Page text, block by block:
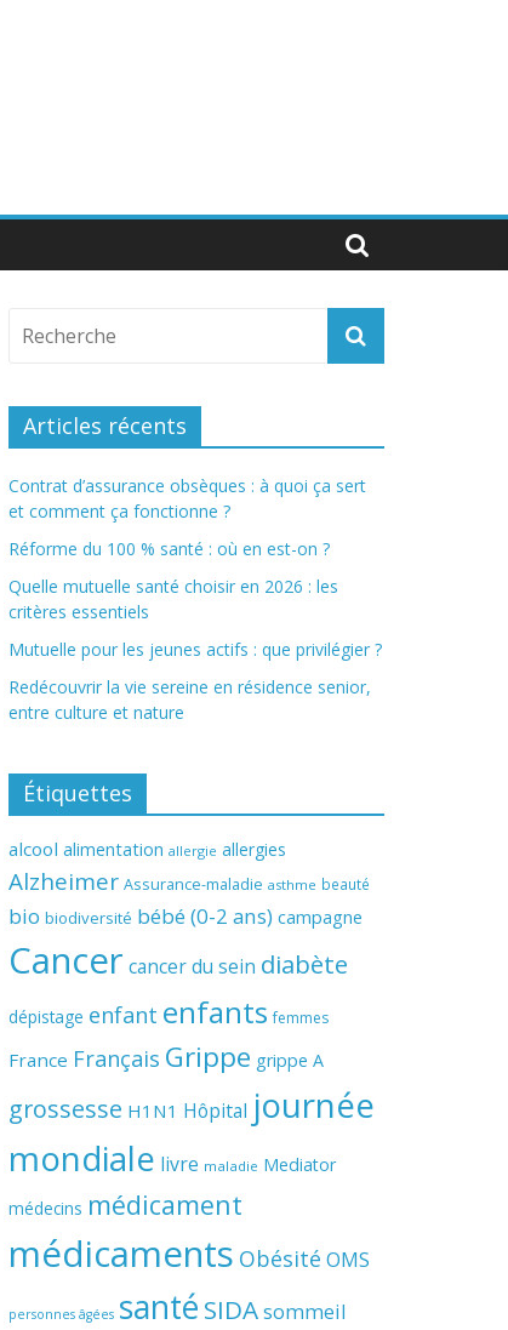
Articles récents
Contrat d’assurance obsèques : à quoi ça sert
et comment ça fonctionne ?
Réforme du 100 % santé : où en est-on ?
Quelle mutuelle santé choisir en 2026 : les
critères essentiels
Mutuelle pour les jeunes actifs : que privilégier ?
Redécouvrir la vie sereine en résidence senior,
entre culture et nature
Étiquettes
alcool alimentation allergie allergies
Alzheimer Assurance-maladie asthme beauté
bio biodiversité bébé (0-2 ans) campagne
Cancer cancer du sein diabète
dépistage enfant enfants femmes
France Français Grippe grippe A
grossesse H1N1 Hôpital journée
mondiale livre maladie Mediator
médecins médicament
médicaments Obésité OMS
personnes âgées santé SIDAsommeil